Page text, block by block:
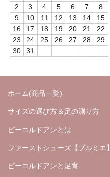
足と靴のこと
足育について
2
3 4 5 6 7
8
9
10 11 12 13 14
15
16
17 18 19 20 21
22
23
24 25 26 27 28
29
30
31
ホーム(商品一覧)
サイズの選び方＆足の測り方
ピーコルドアンとは
ファーストシューズ【プルミエ】
ピーコルドアンと足育